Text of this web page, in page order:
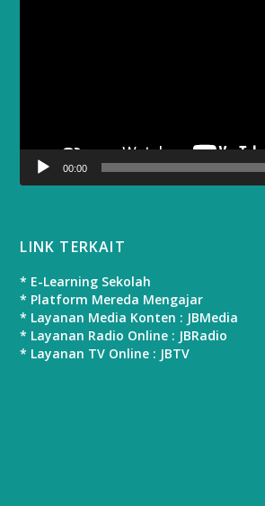
00:00
LINK TERKAIT
* E-Learning Sekolah
* Platform Mereda Mengajar
* Layanan Media Konten : JBMedia
* Layanan Radio Online : JBRadio
* Layanan TV Online : JBTV